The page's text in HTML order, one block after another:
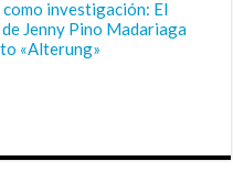
investigación: El
Jenny Pino Madariaga
«Alterung»